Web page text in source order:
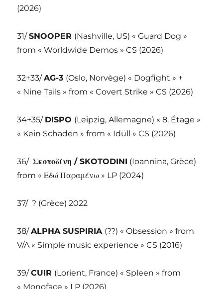
(2026)
31/SNOOPER (Nashville, US) « Guard Dog »
from « Worldwide Demos » CS (2026)
32+33/AG-3 (Oslo, Norvège) « Dogfight » +
« Nine Tails » from « Covert Strike » CS (2026)
34+35/ DISPO (Leipzig, Allemagne) « 8. Étage »
« Kein Schaden » from « Idüll » CS (2026)
36/ Σκοτοδίνη / SKOTODINI (Ioannina, Grèce)
from «Εδώ Παραμένω » LP (2024)
37/ ? (Grèce) 2022
38/ALPHA SUSPIRIA (??) « Obsession » from
V/A « Simple music experience » CS (2016)
39/CUIR (Lorient, France) « Spleen » from
« Monoface » LP (2026)